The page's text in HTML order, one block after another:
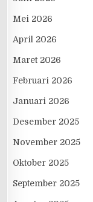
Mei 2026
April 2026
Maret 2026
Februari 2026
Januari 2026
Desember 2025
November 2025
Oktober 2025
September 2025